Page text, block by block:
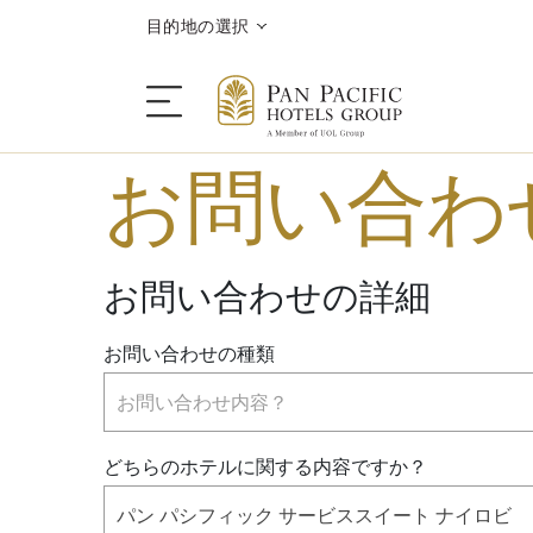
目的地の選択
ご滞在
目的地情報
キャンペーン
会議＆イベント
お問い合わ
お問い合わせの詳細
お問い合わせの種類
お問い合わせ内容？
どちらのホテルに関する内容ですか？
パン パシフィック サービススイート ナイロビ